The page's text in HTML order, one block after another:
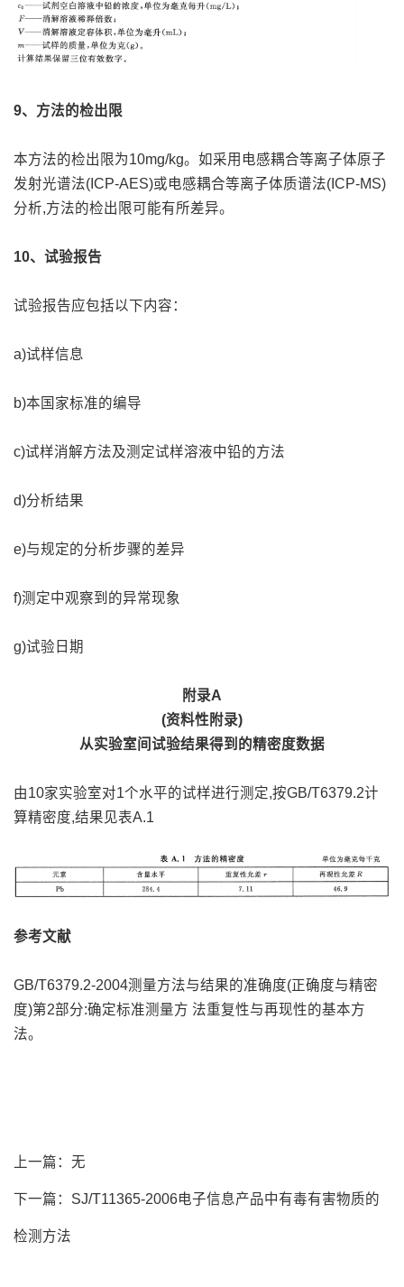
9、方法的检出限
本方法的检出限为10mg/kg。如采用电感耦合等离子体原子
发射光谱法(ICP-AES)或电感耦合等离子体质谱法(ICP-MS)
分析,方法的检出限可能有所差异。
10、试验报告
试验报告应包括以下内容：
a)试样信息
b)本国家标准的编导
c)试样消解方法及测定试样溶液中铅的方法
d)分析结果
e)与规定的分析步骤的差异
f)测定中观察到的异常现象
g)试验日期
附录A
(资料性附录)
从实验室间试验结果得到的精密度数据
由10家实验室对1个水平的试样进行测定,按GB/T6379.2计
算精密度,结果见表A.1
参考文献
GB/T6379.2-2004测量方法与结果的准确度(正确度与精密
度)第2部分:确定标准测量方 法重复性与再现性的基本方
法。
上一篇： 无
下一篇： SJ/T11365-2006电子信息产品中有毒有害物质的
检测方法